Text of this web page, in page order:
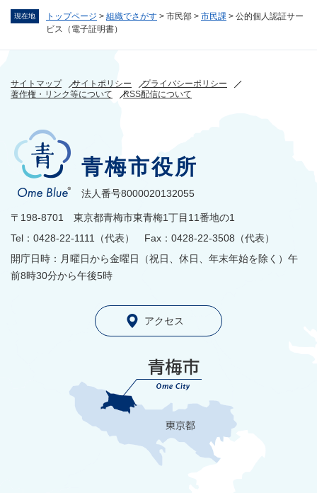
現在地 トップページ > 組織でさがす > 市民部 > 市民課 > 公的個人認証サー
ビス（電子証明書）
サイトマップ サイトポリシー
プライバシーポリシー
著作権・リンク等について
RSS配信について
青梅市役所
法人番号8000020132055
〒198-8701 東京都青梅市東青梅1丁目11番地の1
Tel：0428-22-1111（代表） Fax：0428-22-3508（代表）
開庁日時：月曜日から金曜日（祝日、休日、年末年始を除く）午
前8時30分から午後5時
アクセス